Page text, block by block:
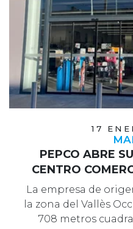
17
PEPCO ABRE
CENTRO
La empresa de
la zona del Vallès
708 metros